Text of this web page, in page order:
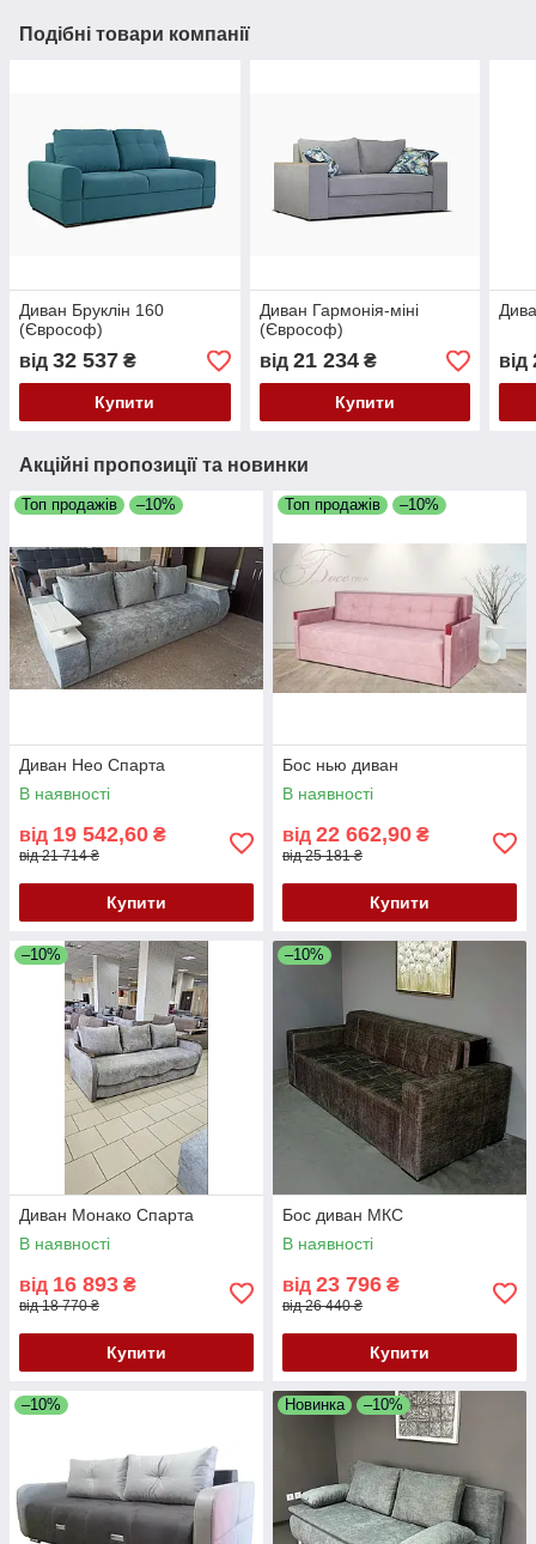
Подібні товари компанії
Диван Бруклін 160
(Єврософ)
від 32 537 ₴
Купити
Диван Гармонія-міні
(Єврософ)
від 21 234₴
Купити
від
Акційні пропозиції та новинки
Топ продажів –10%
Диван Нео Спарта
В наявності
від 19 542,60 ₴
від 21 714 ₴
Купити
Топ продажів –10%
Бос нью диван
В наявності
від 22 662,90 ₴
від 25 181 ₴
Купити
–10%
Диван Монако Спарта
В наявності
від 16 893 ₴
від 18 770 ₴
Купити
–10%
Бос диван МКС
В наявності
від 23 796 ₴
від 26 440 ₴
Купити
–10% Новинка –10%